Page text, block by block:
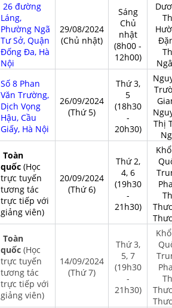
26 đường
Láng,
Phường Ngã
Tư Sở, Quận
Đống Đa, Hà
Nội
29/08/2024
(Chủ nhật)
Sáng
Chủ
nhật
(8h00 -
12h00)
Số 8 Phan
Văn Trường,
Dịch Vọng
Hậu, Cầu
Giấy, Hà Nội
26/09/2024
(Thứ 5)
Thứ 3,
5
(18h30
-
20h30)
Thị
Toàn
quốc (Học
trực tuyến
tương tác
trực tiếp với
giảng viên)
20/09/2024
(Thứ 6)
Thứ 2,
4, 6
(19h30
-
21h30)
Toàn
quốc (Học
trực tuyến
tương tác
trực tiếp với
giảng viên)
14/09/2024
(Thứ 7)
Thứ 3,
5, 7
(19h30
-
21h30)